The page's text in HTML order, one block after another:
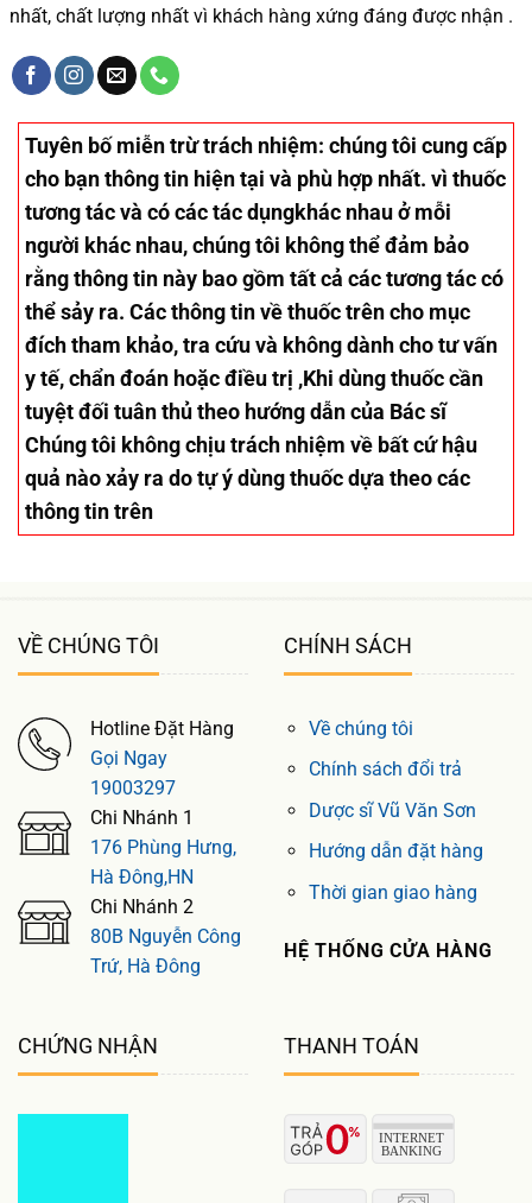
nhất, chất lượng nhất vì khách hàng xứng đáng được nhận .
Tuyên bố miễn trừ trách nhiệm: chúng tôi cung cấp
cho bạn thông tin hiện tại và phù hợp nhất. vì thuốc
tương tác và có các tác dụngkhác nhau ở mỗi
người khác nhau, chúng tôi không thể đảm bảo
rằng thông tin này bao gồm tất cả các tương tác có
thể sảy ra. Các thông tin về thuốc trên cho mục
đích tham khảo, tra cứu và không dành cho tư vấn
y tế, chẩn đoán hoặc điều trị ,Khi dùng thuốc cần
tuyệt đối tuân thủ theo hướng dẫn của Bác sĩ
Chúng tôi không chịu trách nhiệm về bất cứ hậu
quả nào xảy ra do tự ý dùng thuốc dựa theo các
thông tin trên
VỀ CHÚNG TÔI
Hotline Đặt Hàng
Gọi Ngay
19003297
Chi Nhánh 1
176 Phùng Hưng,
Hà Đông,HN
Chi Nhánh 2
80B Nguyễn Công
Trứ, Hà Đông
CHÍNH SÁCH
Về chúng tôi
Chính sách đổi trả
Dược sĩ Vũ Văn Sơn
Hướng dẫn đặt hàng
Thời gian giao hàng
HỆ THỐNG CỬA HÀNG
CHỨNG NHẬN THANH TOÁN